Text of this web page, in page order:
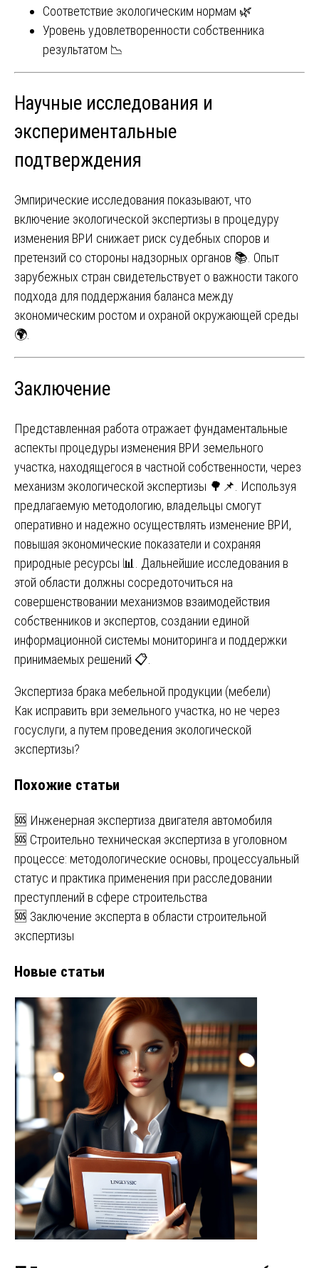
Соответствие экологическим нормам 🌿
Уровень удовлетворенности собственника
результатом 📉
Научные исследования и
экспериментальные
подтверждения
Эмпирические исследования показывают, что
включение экологической экспертизы в процедуру
изменения ВРИ снижает риск судебных споров и
претензий со стороны надзорных органов 📚. Опыт
зарубежных стран свидетельствует о важности такого
подхода для поддержания баланса между
экономическим ростом и охраной окружающей среды
🌍.
Заключение
Представленная работа отражает фундаментальные
аспекты процедуры изменения ВРИ земельного
участка, находящегося в частной собственности, через
механизм экологической экспертизы 🌳📌. Используя
предлагаемую методологию, владельцы смогут
оперативно и надежно осуществлять изменение ВРИ,
повышая экономические показатели и сохраняя
природные ресурсы 📊. Дальнейшие исследования в
этой области должны сосредоточиться на
совершенствовании механизмов взаимодействия
собственников и экспертов, создании единой
информационной системы мониторинга и поддержки
принимаемых решений 📋.
Навигация
по
записям
Экспертиза брака мебельной продукции (мебели)
Как исправить ври земельного участка, но не через
госуслуги, а путем проведения экологической
экспертизы?
Похожие статьи
🆘 Инженерная экспертиза двигателя автомобиля
🆘 Строительно техническая экспертиза в уголовном
процессе: методологические основы, процессуальный
статус и практика применения при расследовании
преступлений в сфере строительства
🆘 Заключение эксперта в области строительной
экспертизы
Новые статьи